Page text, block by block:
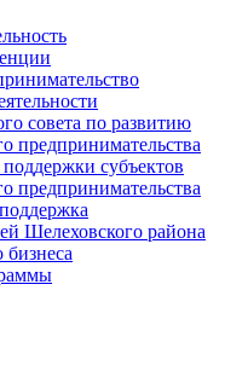
совета по развитию
предпринимательства
субъектов
предпринимательства
Шелеховского района